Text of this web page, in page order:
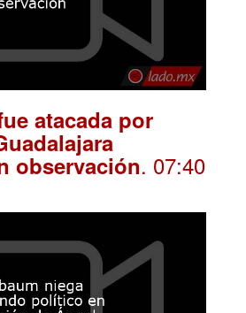
atacada por
observación. 07:40